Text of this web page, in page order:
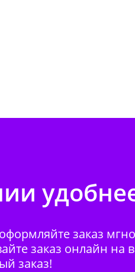
заказ
заказ онлайн на
заказ!